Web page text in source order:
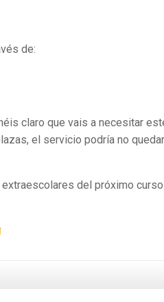
de:
claro que vais a necesitar
el servicio podría no quedar
del próximo